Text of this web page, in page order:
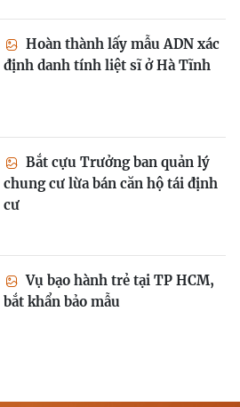
Hoàn thành lấy mẫu ADN xác
định danh tính liệt sĩ ở Hà Tĩnh
Bắt cựu Trưởng ban quản lý
chung cư lừa bán căn hộ tái định
cư
Vụ bạo hành trẻ tại TP HCM,
bắt khẩn bảo mẫu